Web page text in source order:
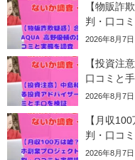
【物販詐
判・口コ
2026年8月7日
【投資注
口コミと
2026年8月7日
【月収
判・口コ
2026年8月7日